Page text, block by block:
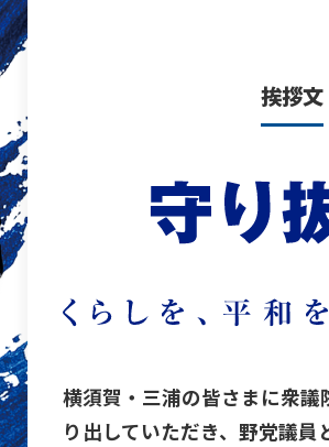
挨拶文
横須賀・三浦の皆さまに衆議
り出していただき、野党議員